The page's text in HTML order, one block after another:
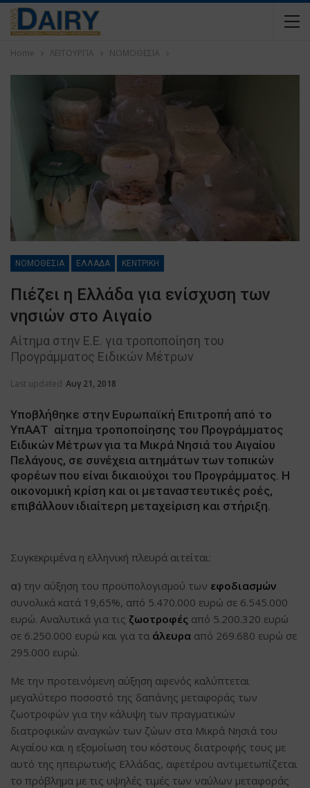
Home ΛΕΙΤΟΥΡΓΙΑ ΝΟΜΟΘΕΣΙΑ
ΝΟΜΟΘΕΣΙΑ ΕΛΛΑΔΑ ΚΕΝΤΡΙΚΗ
Πιέζει η Ελλάδα για ενίσχυση των
νησιών στο Αιγαίο
Αίτημα στην Ε.Ε. για τροποποίηση του
Προγράμματος Ειδικών Μέτρων
Last updated Αυγ 21, 2018
Υποβλήθηκε στην Ευρωπαϊκή Επιτροπή από το
ΥπΑΑΤ αίτημα τροποποίησης του Προγράμματος
Ειδικών Μέτρων για τα Μικρά Νησιά του Αιγαίου
Πελάγους, σε συνέχεια αιτημάτων των τοπικών
φορέων που είναι δικαιούχοι του Προγράμματος. Η
οικονομική κρίση και οι μεταναστευτικές ροές,
επιβάλλουν ιδιαίτερη μεταχείριση και στήριξη.
Συγκεκριμένα η ελληνική πλευρά αιτείται:
α) την αύξηση του προϋπολογισμού των εφοδιασμών
συνολικά κατά 19,65%, από 5.470.000 ευρώ σε 6.545.000
ευρώ. Αναλυτικά για τις ζωοτροφές από 5.200.320 ευρώ
σε 6.250.000 ευρώ και για τα άλευρα από 269.680 ευρώ σε
295.000 ευρώ.
Με την προτεινόμενη αύξηση αφενός καλύπτεται
μεγαλύτερο ποσοστό της δαπάνης μεταφοράς των
ζωοτροφών για την κάλυψη των πραγματικών
διατροφικών αναγκών των ζώων στα Μικρά Νησιά του
Αιγαίου και η εξομοίωση του κόστους διατροφής τους με
αυτό της ηπειρωτικής Ελλάδας, αφετέρου αντιμετωπίζεται
το πρόβλημα με τις υψηλές τιμές των ναύλων μεταφοράς